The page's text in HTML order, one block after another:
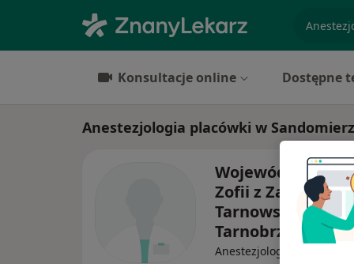
Konsultacje online Dostępne
Anestezjologia placówki w
Wojewódzki
Zofii z
Tarnowskiej w
Tarnobrzegu
Anestezjologia, Interna,